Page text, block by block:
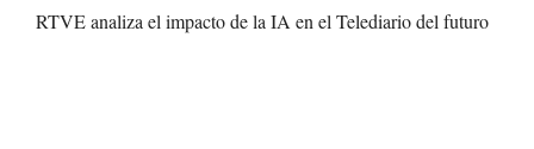
RTVE analiza el impacto de la IA en el Telediario del futuro